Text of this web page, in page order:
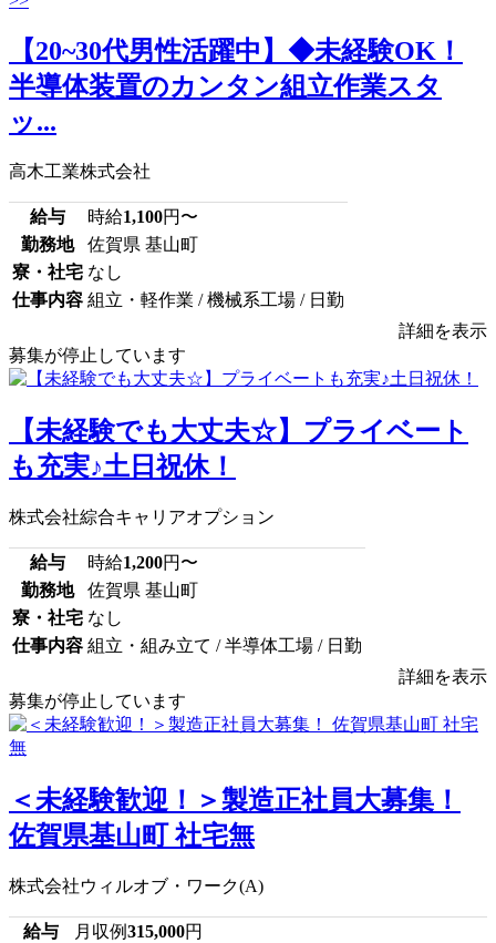
【20~30代男性活躍中】◆未経験OK！
半導体装置のカンタン組立作業スタ
ッ...
高木工業株式会社
給与 時給1,100円〜
勤務地
佐賀県 基山町
寮・社宅 なし
仕事内容 組立・軽作業 / 機械系工場 / 日勤
詳細を表示
募集が停止しています
【未経験でも大丈夫☆】プライベート
も充実♪土日祝休！
株式会社綜合キャリアオプション
給与 時給1,200円〜
勤務地
佐賀県 基山町
寮・社宅 なし
仕事内容 組立・組み立て / 半導体工場 / 日勤
詳細を表示
募集が停止しています
＜未経験歓迎！＞製造正社員大募集！
佐賀県基山町 社宅無
株式会社ウィルオブ・ワーク(A)
給与 月収例315,000円